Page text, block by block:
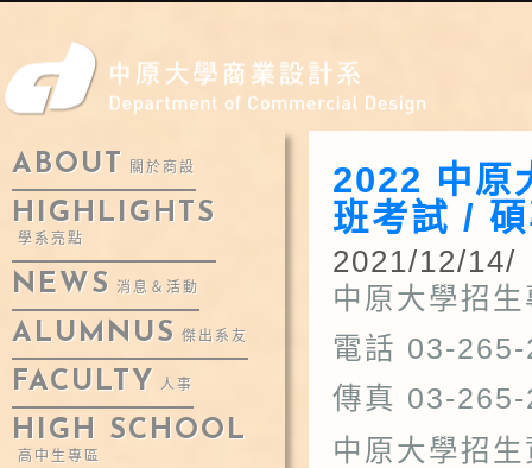
ABOUT 關於商設
HIGHLIGHTS
學系亮點
NEWS 消息＆活動
ALUMNUS 傑出系友
FACULTY 人事
HIGH SCHOOL
高中生專區
2022 中原
班考試 /
2021/12/14/
中原大學招
電話 03-
傳真 03-
中原大學招